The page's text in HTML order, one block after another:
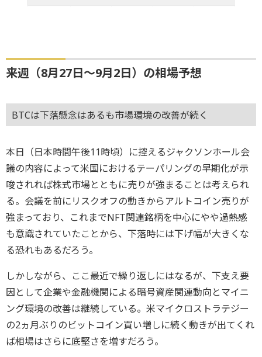
来週（8月27日～9月2日）の相場予想
BTCは下落懸念はあるも市場環境の改善が続く
本日（日本時間午後11時頃）に控えるジャクソンホール会
議の内容によって米国におけるテーパリングの早期化が示
唆されれば株式市場とともに売りが強まることは考えられ
る。会議を前にリスクオフの動きからアルトコイン売りが
強まっており、これまでNFT関連銘柄を中心にやや過熱感
も意識されていたことから、下落時には下げ幅が大きくな
る恐れもあるだろう。
しかしながら、ここ最近で繰り返しにはなるが、下支え要
因として企業や金融機関による暗号資産関連動向とマイニ
ング環境の改善は継続している。米マイクロストラテジー
の2ヵ月ぶりのビットコイン買い増しに続く動きが出てくれ
ば相場はさらに底堅さを増すだろう。